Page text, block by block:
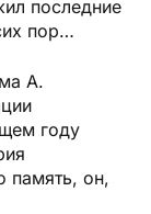
последние
пор…
А.
году
память, он,